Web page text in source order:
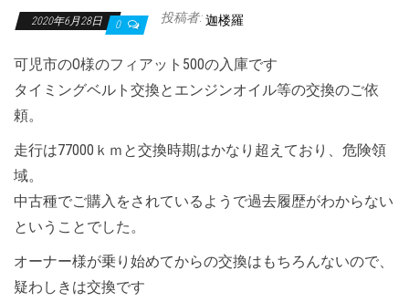
2020年6月28日 0 投稿者: 迦楼羅
可児市のO様のフィアット500の入庫です
タイミングベルト交換とエンジンオイル等の交換のご依
頼。
走行は77000ｋｍと交換時期はかなり超えており、危険領
域。
中古種でご購入をされているようで過去履歴がわからない
ということでした。
オーナー様が乗り始めてからの交換はもちろんないので、
疑わしきは交換です